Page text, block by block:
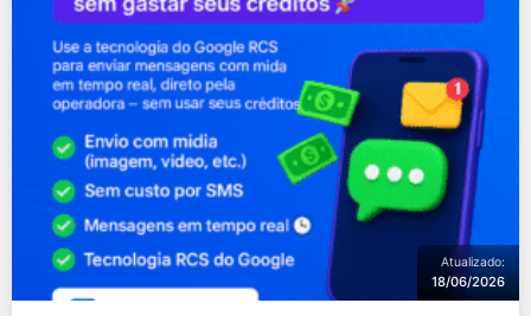
Atualizado:
18/06/2026